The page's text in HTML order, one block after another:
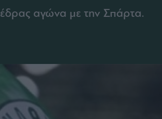
έδρας αγώνα με την Σπάρτα.